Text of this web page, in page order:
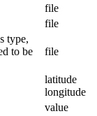
file
file
type,
to be
file
latitude
longitude
value